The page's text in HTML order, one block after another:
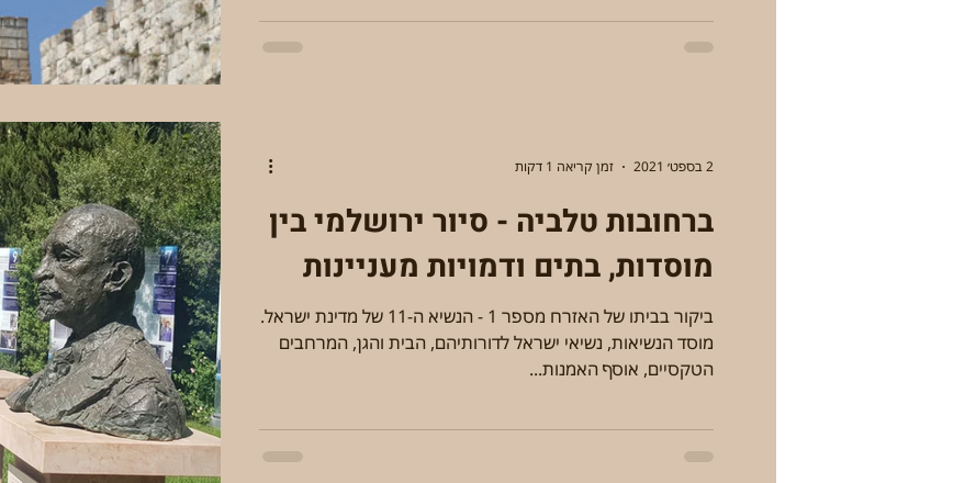
ברחובות טלביה - סיור ירושלמי בין
מוסדות, בתים ודמויות מעניינות
ביקור בביתו של האזרח מספר 1 - הנשיא ה-11 של מדינת ישראל.
מוסד הנשיאות, נשיאי ישראל לדורותיהם, הבית והגן, המרחבים
הטקסיים, אוסף האמנות...
2 בספט׳ 2021 זמן קריאה 1 דקות